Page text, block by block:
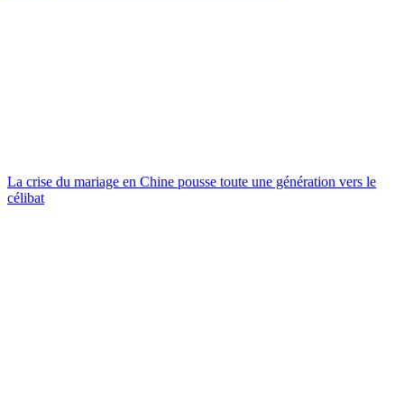
La crise du mariage en Chine pousse toute une génération vers le
célibat